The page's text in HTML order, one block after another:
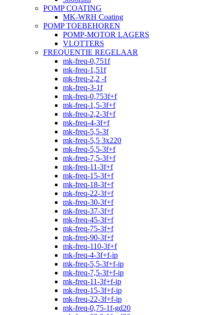
POMP COATING
MK-WRH Coating
POMP TOEBEHOREN
POMP-MOTOR LAGERS
VLOTTERS
FREQUENTIE REGELAAR
mk-freq-0,751f
mk-freq-1,51f
mk-freq-2,2 -f
mk-freq-3-1f
mk-freq-0,753f+f
mk-freq-1,5-3f+f
mk-freq-2,2-3f+f
mk-freq-4-3f+f
mk-freq-5,5-3f
mk-freq-5,5 3x220
mk-freq-5,5-3f+f
mk-freq-7,5-3f+f
mk-freq-11-3f+f
mk-freq-15-3f+f
mk-freq-18-3f+f
mk-freq-22-3f+f
mk-freq-30-3f+f
mk-freq-37-3f+f
mk-freq-45-3f+f
mk-freq-75-3f+f
mk-freq-90-3f+f
mk-freq-110-3f+f
mk-freq-4-3f+f-ip
mk-freq-5,5-3f+f-ip
mk-freq-7,5-3f+f-ip
mk-freq-11-3f+f-ip
mk-freq-15-3f+f-ip
mk-freq-22-3f+f-ip
mk-freq-0,75-1f-gd20